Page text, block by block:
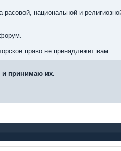
национальной и
право не принадлежит вам.
и принимаю их.